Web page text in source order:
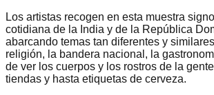
Los artistas recogen en esta muestra
cotidiana de la India y de la República
abarcando temas tan diferentes y
religión, la bandera nacional, la
de ver los cuerpos y los rostros de la
tiendas y hasta etiquetas de cerveza.